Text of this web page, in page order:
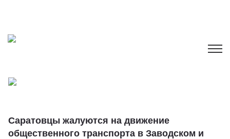
Саратовцы жалуются на движение
общественного транспорта в Заводском и